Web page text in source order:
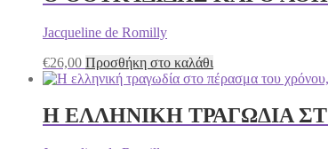
Jacqueline de Romilly
€26,00 Προσθήκη στο καλάθι
Η ΕΛΛΗΝΙΚΗ ΤΡΑΓΩΔΙΑ